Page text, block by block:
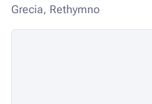
Grecia, Rethymno